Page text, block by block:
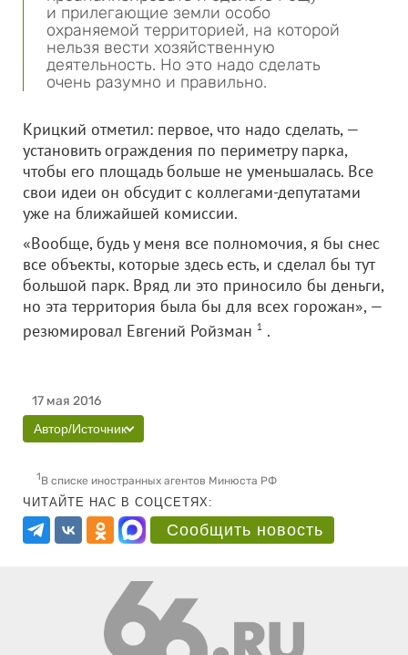
и прилегающие земли особо
охраняемой территорией, на которой
нельзя вести хозяйственную
деятельность. Но это надо сделать
очень разумно и правильно.
Крицкий отметил: первое, что надо сделать, —
установить ограждения по периметру парка,
чтобы его площадь больше не уменьшалась. Все
свои идеи он обсудит с коллегами-депутатами
уже на ближайшей комиссии.
«Вообще, будь у меня все полномочия, я бы снес
все объекты, которые здесь есть, и сделал бы тут
большой парк. Вряд ли это приносило бы деньги,
но эта территория была бы для всех горожан», —
резюмировал Евгений Ройзман 1 .
17 мая 2016
Автор/Источник
1В списке иностранных агентов Минюста РФ
ЧИТАЙТЕ НАС В СОЦСЕТЯХ:
Сообщить новость